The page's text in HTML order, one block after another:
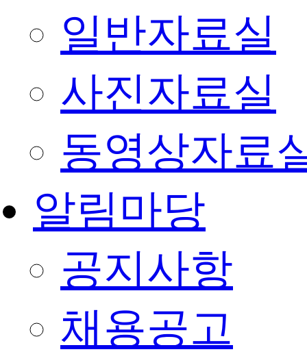
일반자료실
사진자료실
동영상자료
알림마당
공지사항
채용공고